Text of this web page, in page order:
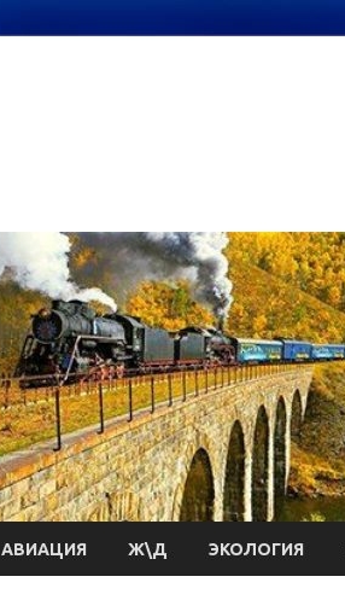
АВИАЦИЯ Ж\Д ЭКОЛОГИЯ